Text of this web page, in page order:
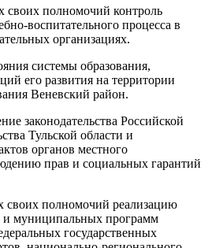
своих полномочий контроль
воспитательного процесса в
организациях.
системы образования,
его развития на территории
Веневский район.
законодательства Российской
Тульской области и
органов местного
прав и социальных гарантий
своих полномочий реализацию
и муниципальных программ
государственных